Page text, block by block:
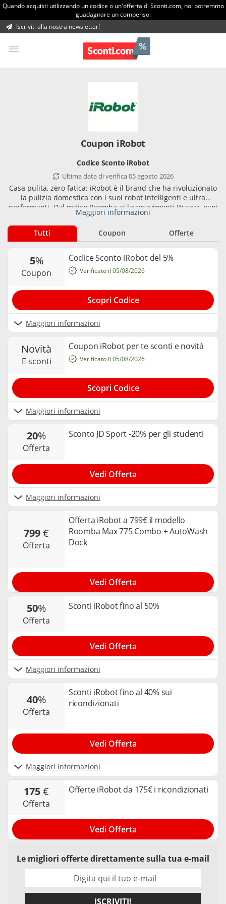
Quando acquisti utilizzando un codice o un'offerta di Sconti.com, noi potremmo
guadagnare un compenso.
Iscriviti alla nostra newsletter!
Coupon iRobot
Codice Sconto iRobot
Ultima data di verifica 05 agosto 2026
Casa pulita, zero fatica: iRobot è il brand che ha rivoluzionato
la pulizia domestica con i suoi robot intelligenti e ultra
performanti. Dal mitico Roomba ai lavapavimenti Braava, ogni
dispositivo è progettato per semplificarti la vita, giorno dopo
giorno. Vuoi spendere meno? Su Sconti.com trovi il codice
sconto iRobot giusto per te! Attiva subito un coupon iRobot,
a fare il lavoro sporco.
Maggiori informazioni
Tutti Coupon Offerte
5%
coupon
Codice Sconto iRobot del 5%
Maggiori informazioni
Verificato il 05/08/2026
Scopri Codice
novità
e sconti
Coupon iRobot per te sconti e novità
Maggiori informazioni
Verificato il 05/08/2026
Scopri Codice
20%
offerta
Sconto JD Sport -20% per gli studenti
Maggiori informazioni
Vedi Offerta
799€
offerta
Offerta iRobot a 799€ il modello
Roomba Max 775 Combo + AutoWash
Dock
Vedi Offerta
50%
offerta
Sconti iRobot fino al 50%
Maggiori informazioni
Vedi Offerta
40%
offerta
Sconti iRobot fino al 40% sui
ricondizionati
Maggiori informazioni
Vedi Offerta
175€
offerta
Offerte iRobot da 175€ i ricondizionati
Vedi Offerta
Le migliori offerte direttamente sulla tua e-mail
ISCRIVITI!